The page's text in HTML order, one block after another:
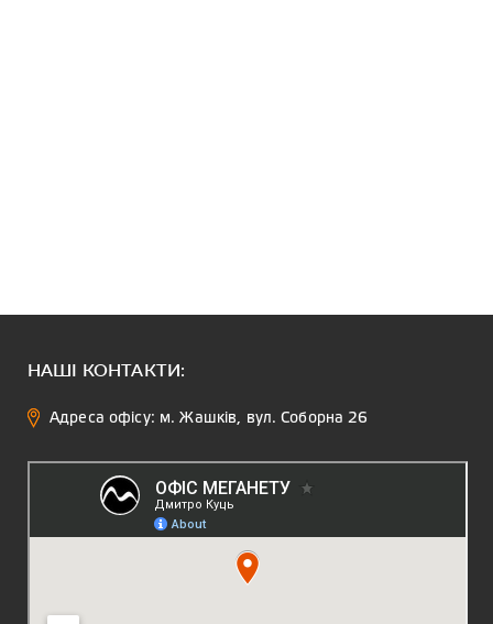
НАШІ КОНТАКТИ:
Адреса офісу: м. Жашків, вул. Соборна 26